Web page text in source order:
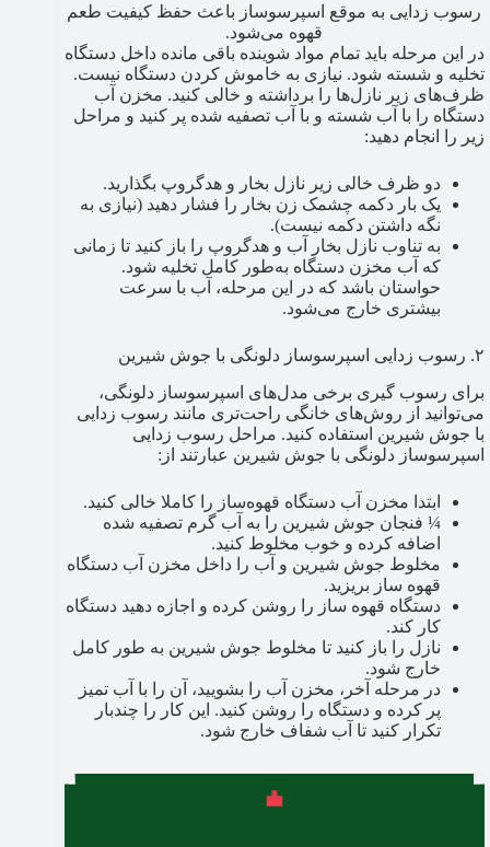
رسوب زدایی به موقع اسپرسوساز باعث حفظ کیفیت طعم
قهوه می‌شود.
در این مرحله باید تمام مواد شوینده باقی مانده داخل دستگاه
تخلیه و شسته شود. نیازی به خاموش کردن دستگاه نیست.
ظرف‌های زیر نازل‌ها را برداشته و خالی کنید. مخزن آب
دستگاه را با آب شسته و با آب تصفیه شده پر کنید و مراحل
زیر را انجام دهید:
دو ظرف خالی زیر نازل بخار و هدگروپ بگذارید.
یک بار دکمه چشمک زن بخار را فشار دهید (نیازی به
نگه داشتن دکمه نیست).
به تناوب نازل بخار آب و هدگروپ را باز کنید تا زمانی
که آب مخزن دستگاه به‌طور کامل تخلیه شود.
حواستان باشد که در این مرحله، آب با سرعت
بیشتری خارج می‌شود.
۲. رسوب زدایی اسپرسوساز دلونگی با جوش شیرین
برای رسوب گیری برخی مدل‌های اسپرسوساز دلونگی،
می‌توانید از روش‌های خانگی راحت‌تری مانند رسوب زدایی
با جوش شیرین استفاده کنید. مراحل رسوب زدایی
اسپرسوساز دلونگی با جوش شیرین عبارتند از:
ابتدا مخزن آب دستگاه قهوه‌ساز را کاملا خالی کنید.
¼ فنجان جوش‌ شیرین را به آب گرم تصفیه شده
اضافه کرده و خوب مخلوط کنید.
مخلوط جوش‌ شیرین و آب را داخل مخزن آب دستگاه
قهوه‌ ساز بریزید.
دستگاه قهوه‌ ساز را روشن کرده و اجازه دهید دستگاه
کار کند.
نازل را باز کنید تا مخلوط جوش‌ شیرین به طور کامل
خارج شود.
در مرحله آخر، مخزن آب را بشویید، آن را با آب تمیز
پر کرده و دستگاه را روشن کنید. این کار را چندبار
تکرار کنید تا آب شفاف خارج شود.